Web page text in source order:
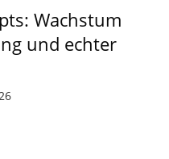
Wachstum
und echter